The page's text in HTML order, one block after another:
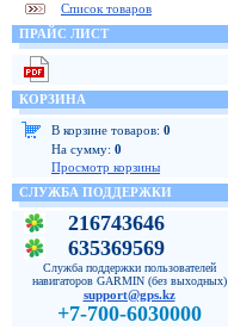
Список товаров
ПРАЙС ЛИСТ
КОРЗИНА
В корзине товаров: 0
На сумму: 0
Просмотр корзины
СЛУЖБА ПОДДЕРЖКИ
216743646
635369569
Служба поддержки пользователей
навигаторов GARMIN (без выходных)
support@gps.kz
+7-700-6030000